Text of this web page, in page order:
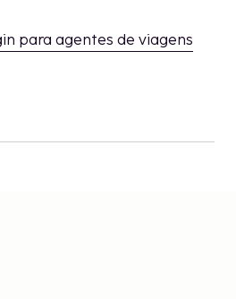
para agentes de viagens